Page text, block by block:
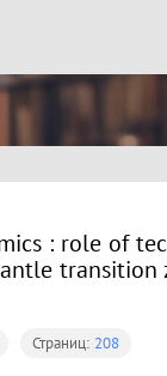
: role of
transition
Страниц: 208